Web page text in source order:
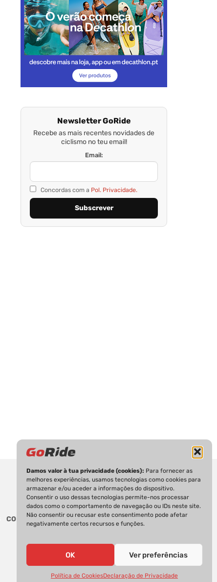
Damos valor à tua privacidade (cookies): Para fornecer as
melhores experiências, usamos tecnologias como cookies para
armazenar e/ou aceder a informações do dispositivo.
Consentir o uso dessas tecnologias permite-nos processar
dados como o comportamento de navegação ou IDs neste site.
Não consentir ou recusar este consentimento pode afetar
negativamente certos recursos e funções.
OK Ver preferências
Política de CookiesDeclaração de Privacidade
Newsletter GoRide
Recebe as mais recentes novidades de
ciclismo no teu email!
Email:
Concordas com a Pol. Privacidade.
CONTACTOS